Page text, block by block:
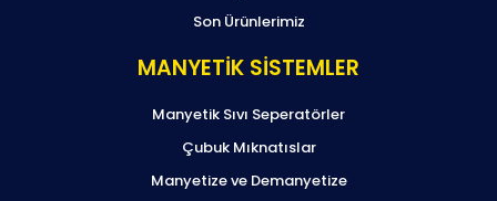
Son Ürünlerimiz
MANYETİK SİSTEMLER
Manyetik Sıvı Seperatörler
Çubuk Mıknatıslar
Manyetize ve Demanyetize